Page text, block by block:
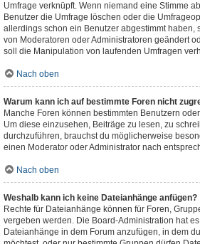
Umfrage verknüpft. Wenn niemand eine Stimme
Benutzer die Umfrage löschen oder die
allerdings schon ein Benutzer abgestimmt haben,
von Moderatoren oder Administratoren geändert
soll die Manipulation von laufenden Umfragen
Nach oben
Warum kann ich auf bestimmte Foren nicht
Manche Foren können bestimmten Benutzern
Um diese einzusehen, Beiträge zu lesen, zu
durchzuführen, brauchst du möglicherweise
einen Moderator oder Administrator nach
Nach oben
Weshalb kann ich keine Dateianhänge anfügen?
Rechte für Dateianhänge können für Foren,
vergeben werden. Die Board-Administration hat
Dateianhänge in dem Forum anzufügen, in dem